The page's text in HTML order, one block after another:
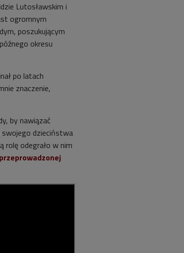
Lutosławskim i
ogromnym
poszukującym
okresu
po latach
znaczenie,
by nawiązać
swojego dzieciństwa
rolę odegrało w nim